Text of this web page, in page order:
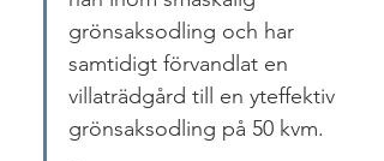
grönsaksodling och har
samtidigt förvandlat en
villaträdgård till en yteffektiv
grönsaksodling på 50 kvm.